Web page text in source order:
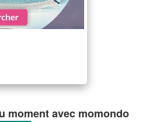
moment avec momondo